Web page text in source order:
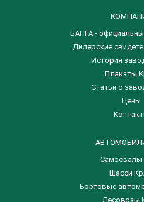
БАНГА -
Дилерские
История
Плакаты
Статьи о
Цены
Самосвалы
Шасси
Бортовые
Лесовозы